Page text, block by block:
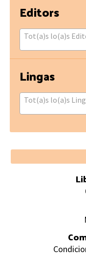
Editors
Tot(a)s lo(a)s
Lingas
Tot(a)s lo(a)s
Footer